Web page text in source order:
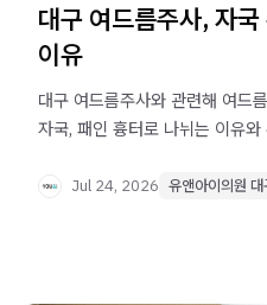
대구 여드름주사, 자
이유
대구 여드름주사와 관련해 여드
자국, 패인 흉터로 나뉘는 이유
Jul 24, 2026 유앤아이의원 대